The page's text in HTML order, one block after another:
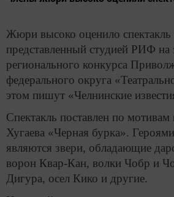
Жюри высоко оценило
представленный студией РИФ на
регионального конкурса
федерального округа
этом пишут «Челнинские
Спектакль поставлен по мотивам
Хугаева «Черная бурка».
являются звери, обладающие
ворон Квар-Кан, волки Чобр и
Дигура, осел Кико и другие.